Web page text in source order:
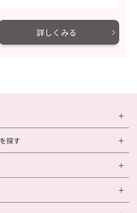
どたくさんの成分が含まれていていいで
飲みやすく継続できそうです。
2026/07/28
ています。
でこれから飲み続けようと思います。
ました。
詳しくみる
探す